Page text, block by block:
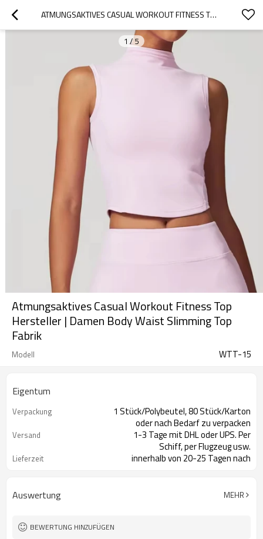
ATMUNGSAKTIVES CASUAL WORKOUT FITNESS TOP HERSTELLER | DAMEN BODY WAIST SLIMMING TOP FABRIK
1 /5
Atmungsaktives Casual Workout Fitness Top
Hersteller | Damen Body Waist Slimming Top
Fabrik
Modell WTT-15
Eigentum
Verpackung
1 Stück/Polybeutel, 80 Stück/Karton
oder nach Bedarf zu verpacken
Versand
1-3 Tage mit DHL oder UPS. Per
Schiff, per Flugzeug usw.
Lieferzeit
innerhalb von 20-25 Tagen nach
Auswertung MEHR
BEWERTUNG HINZUFÜGEN